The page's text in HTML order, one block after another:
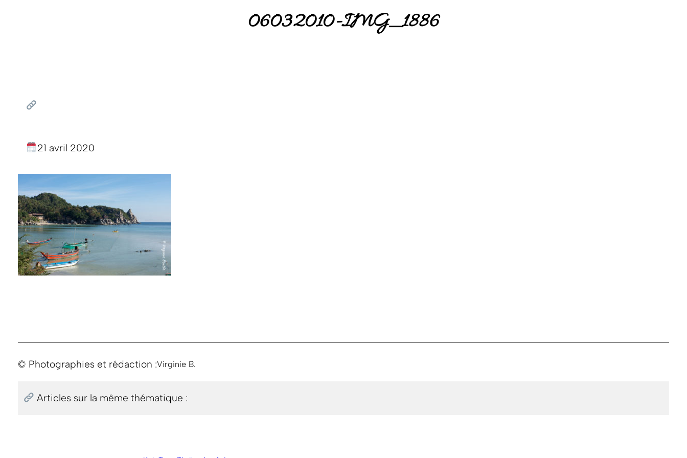
06032010-IMG_1886
21 avril 2020
© Photographies et rédaction :Virginie B.
Articles sur la même thématique :